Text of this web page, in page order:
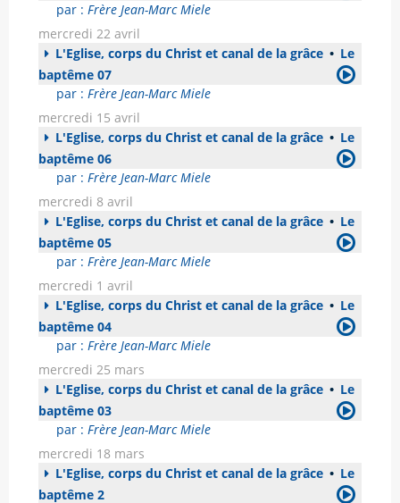
par : Frère Jean-Marc Miele
mercredi 22 avril
L'Eglise, corps du Christ et canal de la grâce • Le
baptême 07
par : Frère Jean-Marc Miele
mercredi 15 avril
L'Eglise, corps du Christ et canal de la grâce • Le
baptême 06
par : Frère Jean-Marc Miele
mercredi 8 avril
L'Eglise, corps du Christ et canal de la grâce • Le
baptême 05
par : Frère Jean-Marc Miele
mercredi 1 avril
L'Eglise, corps du Christ et canal de la grâce • Le
baptême 04
par : Frère Jean-Marc Miele
mercredi 25 mars
L'Eglise, corps du Christ et canal de la grâce • Le
baptême 03
par : Frère Jean-Marc Miele
mercredi 18 mars
L'Eglise, corps du Christ et canal de la grâce • Le
baptême 2